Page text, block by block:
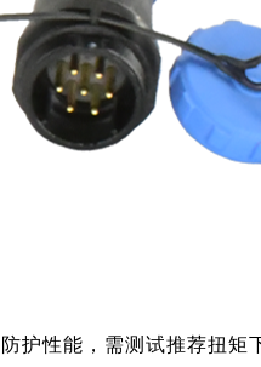
护性能，需测试推荐扭